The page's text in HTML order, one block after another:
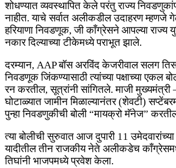
शोधण्यात व्यवस्थापित केले परंतु राज्य
नाहीत. याचे सर्वात अलीकडील उदाहरण म्हणजे
हरियाणा निवडणूक, जी काँग्रेसने आपल्या राज्य
नकार दिल्याच्या टीकेमध्ये पराभूत झाले.
दरम्यान, AAP बॉस अरविंद केजरीवाल सलग
निवडणूक जिंकण्यासाठी त्यांच्या पक्षाच्या एकल
रन करतील, सूत्रांनी सांगितले. माजी मुख्यमंत्री
घोटाळ्यात जामीन मिळाल्यानंतर (शेवटी)
पुन्हा निवडणुकीची बोली “मायक्रो मॅनेज”
त्या बोलीची सुरुवात आज दुपारी 11 उमेदवारांच्या
यादीतील तीन राजकीय नेते अलीकडेच
तिघांनी भाजपमध्ये प्रवेश केला.